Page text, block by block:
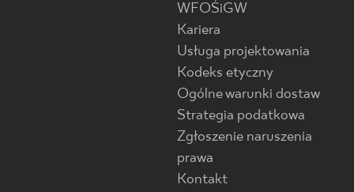
WFOŚiGW
Kariera
Usługa projektowania
Kodeks etyczny
Ogólne warunki dostaw
Strategia podatkowa
Zgłoszenie naruszenia
prawa
Kontakt